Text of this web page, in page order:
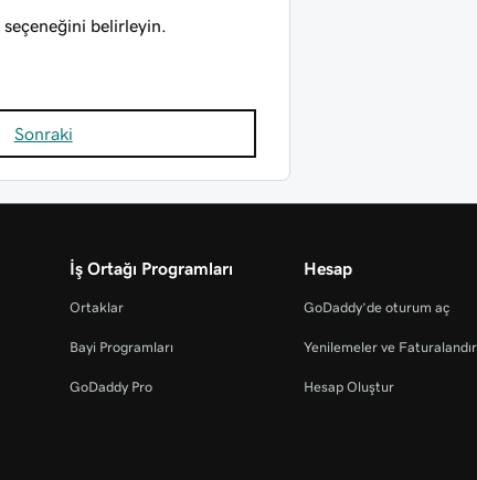
seçeneğini belirleyin.
Sonraki
İş Ortağı Programları
Ortaklar
Bayi Programları
GoDaddy Pro
Hesap
GoDaddy’de oturum aç
Yenilemeler ve
Hesap Oluştur